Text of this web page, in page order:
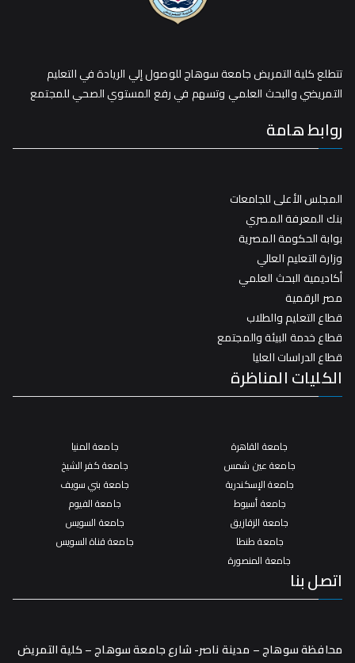
تتطلع كلية التمريض جامعة سوهاج للوصول إلي الريادة في التعليم
التمريضي والبحث العلمي وتسهم في رفع المستوي الصحي للمجتمع
روابط هامة
المجلس الأعلى للجامعات
بنك المعرفة المصري
بوابة الحكومة المصرية
وزارة التعليم العالي
أكاديمية البحث العلمي
مصر الرقمية
قطاع التعليم والطلاب
قطاع خدمة البيئة والمجتمع
قطاع الدراسات العليا
الكليات المناظرة
جامعة القاهرة
جامعة عين شمس
جامعة الإسكندرية
جامعة أسيوط
جامعة الزقازيق
جامعة طنطا
جامعة المنصورة
جامعة المنيا
جامعة كفر الشيخ
جامعة بني سويف
جامعة الفيوم
جامعة السويس
جامعة قناة السويس
اتصل بنا
محافظة سوهاج – مدينة ناصر- شارع جامعة سوهاج – كلية التمريض